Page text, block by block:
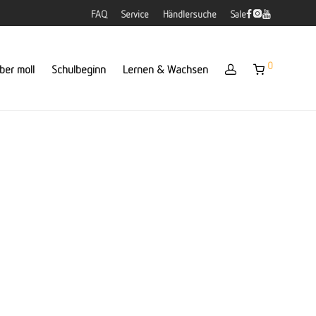
FAQ Service Händlersuche Sale
moll Schulbeginn Lernen & Wachsen 0